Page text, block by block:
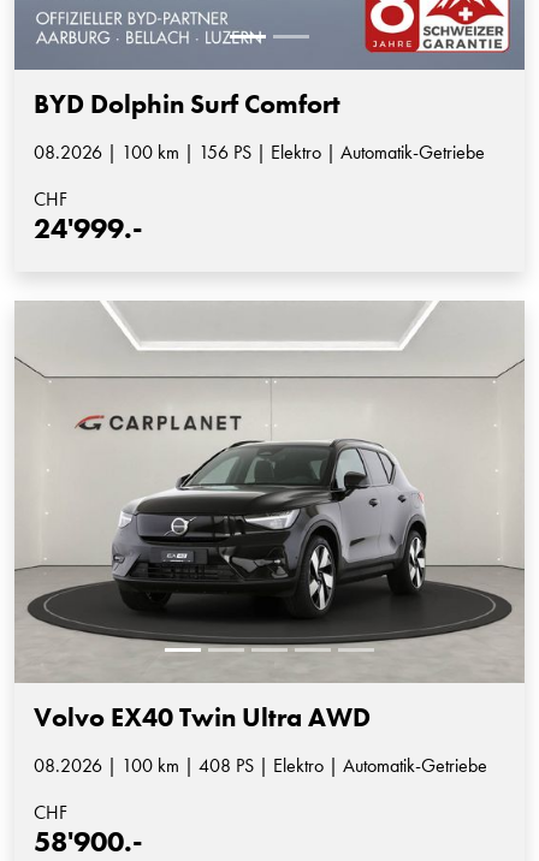
BYD Dolphin Surf Comfort
08.2026 | 100 km | 156 PS | Elektro | Automatik-Getriebe
CHF
24'999.-
Volvo EX40 Twin Ultra AWD
08.2026 | 100 km | 408 PS | Elektro | Automatik-Getriebe
CHF
58'900.-